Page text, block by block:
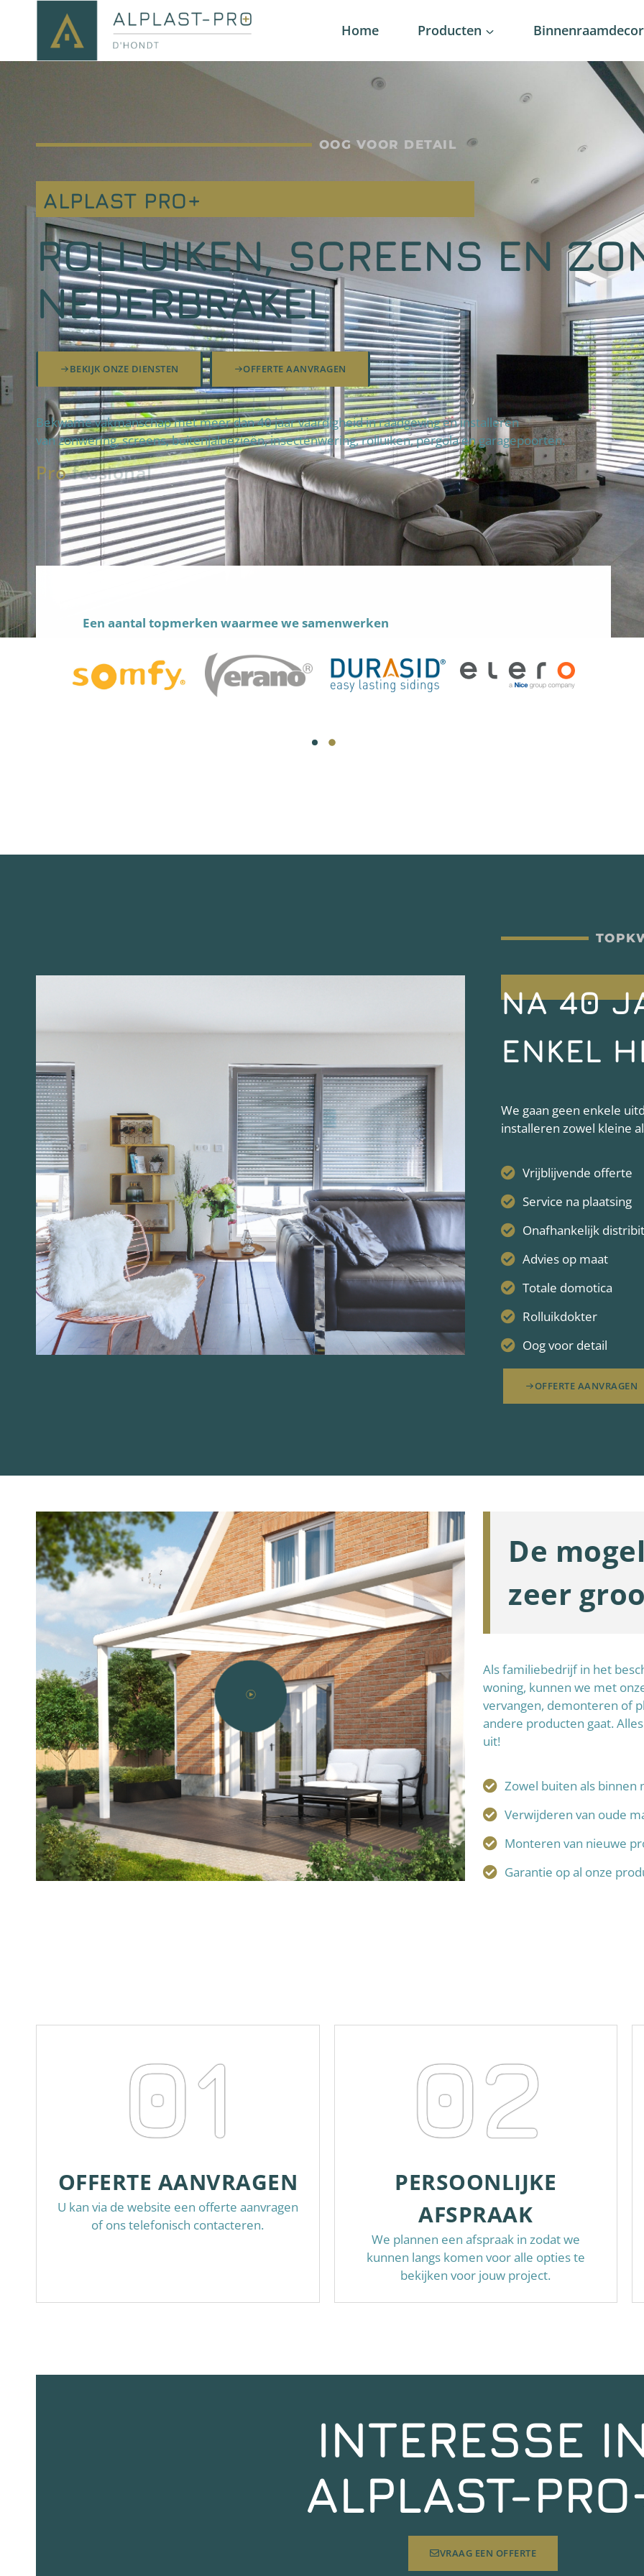
Home Producten
OOG VOOR DETAIL
ALPLAST PRO+
ROLLUIKEN, SCREENS EN
NEDERBRAKEL
BEKIJK ONZE DIENSTEN OFFERTE AANVRAGEN
Bekwame vakmanschap met meer dan 40 jaar vaardigheid in raadgeving en installeren
van zonwering, screens, buitenjaloezieën, insectenwering, rolluiken, pergola en garagepoorten.
Profteam
Een aantal topmerken waarmee we samenwerken
NA 40
ENKEL
We gaan geen enkele
installeren zowel kleine
Vrijblijvende offerte
Service na plaatsing
Onafhankelijk
Advies op maat
Totale domotica
Rolluikdokter
Oog voor detail
OFFERTE AANVRAGEN
De
zeer
Als familiebedrijf in het
woning, kunnen we met
vervangen, demonteren of
andere producten gaat.
uit!
Zowel buiten als binnen
Verwijderen van oude
Monteren van nieuwe
Garantie op al onze
01
OFFERTE AANVRAGEN
U kan via de website een offerte aanvragen
of ons telefonisch contacteren.
02
PERSOONLIJKE
AFSPRAAK
We plannen een afspraak in zodat we
kunnen langs komen voor alle opties te
bekijken voor jouw project.
INTERESSE
ALPLAST-
VRAAG EEN OFFERTE